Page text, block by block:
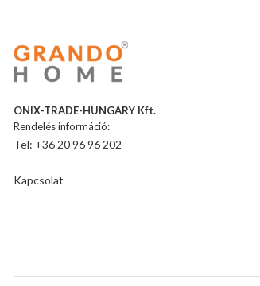
ONIX-TRADE-HUNGARY Kft.
Rendelés információ:
Tel: +36 20 96 96 202
Kapcsolat